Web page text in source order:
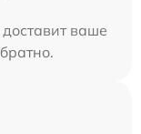
ваше